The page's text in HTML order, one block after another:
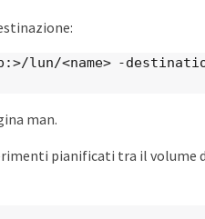
lun/<name> -
man.
pianificati tra il volume